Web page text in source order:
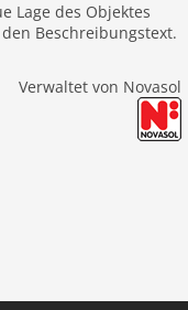
Lage des Objektes
Beschreibungstext.
Verwaltet von Novasol